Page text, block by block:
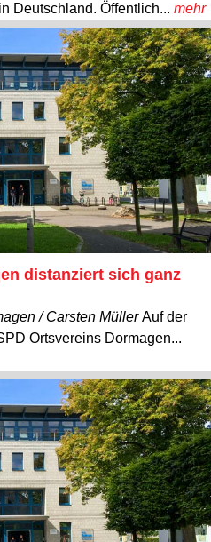
Deutschland. Öffentlich... mehr
distanziert sich ganz
/ Carsten MüllerAuf der
Ortsvereins Dormagen...